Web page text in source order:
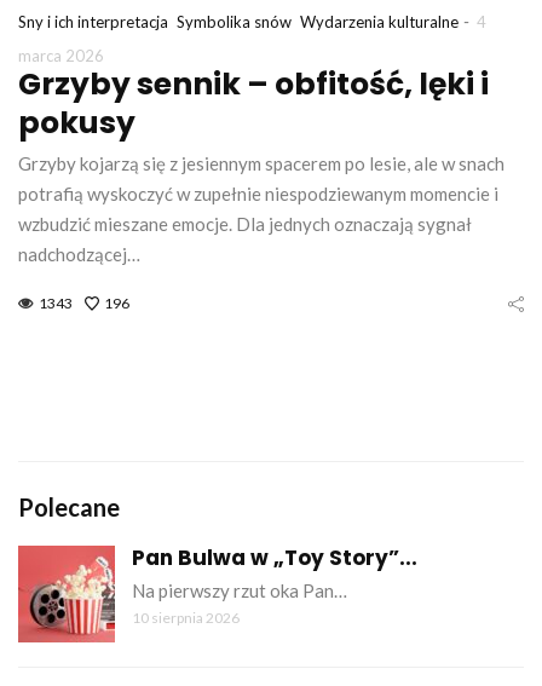
Sny i ich interpretacja Symbolika snów Wydarzenia kulturalne - 4
marca 2026
Grzyby sennik – obfitość, lęki i
pokusy
Grzyby kojarzą się z jesiennym spacerem po lesie, ale w snach
potrafią wyskoczyć w zupełnie niespodziewanym momencie i
wzbudzić mieszane emocje. Dla jednych oznaczają sygnał
nadchodzącej…
1343 196
Polecane
Pan Bulwa w „Toy Story”...
Na pierwszy rzut oka Pan…
10 sierpnia 2026